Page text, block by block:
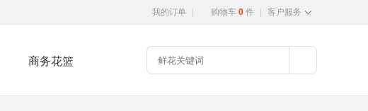
我的订单 购物车 0 件 客户服务
商务花篮